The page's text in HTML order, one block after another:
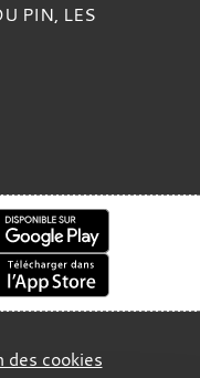
PIN, LES
des cookies